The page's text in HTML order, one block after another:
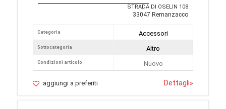
STRADA DI OSELIN 108
33047 Remanzacco
Categoria
Sottocategoria
Condizioni articolo
Accessori
Altro
Nuovo
aggiungi a preferiti Dettagli»